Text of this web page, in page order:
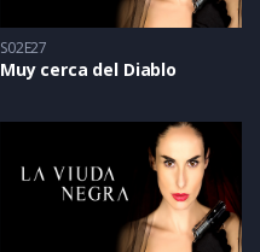
S02E27
Muy cerca del Diablo